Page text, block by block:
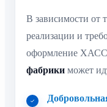
В зависимости от
реализации и
оформление
фабрики может